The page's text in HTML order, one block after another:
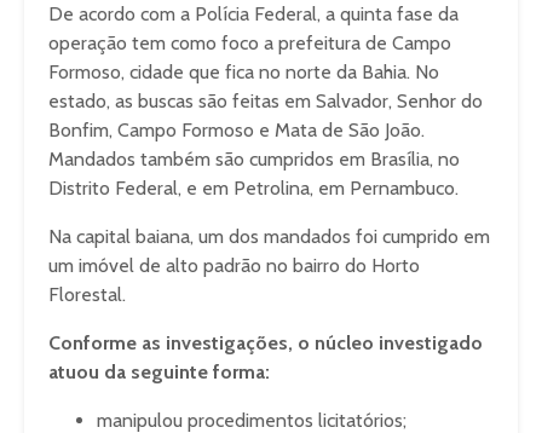
De acordo com a Polícia Federal, a quinta fase da
operação tem como foco a prefeitura de Campo
Formoso, cidade que fica no norte da Bahia. No
estado, as buscas são feitas em Salvador, Senhor do
Bonfim, Campo Formoso e Mata de São João.
Mandados também são cumpridos em Brasília, no
Distrito Federal, e em Petrolina, em Pernambuco.
Na capital baiana, um dos mandados foi cumprido em
um imóvel de alto padrão no bairro do Horto
Florestal.
Conforme as investigações, o núcleo investigado
atuou da seguinte forma:
manipulou procedimentos licitatórios;